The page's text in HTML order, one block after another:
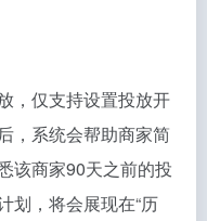
，仅支持设置投放开
，系统会帮助商家简
该商家90天之前的投
划，将会展现在“历